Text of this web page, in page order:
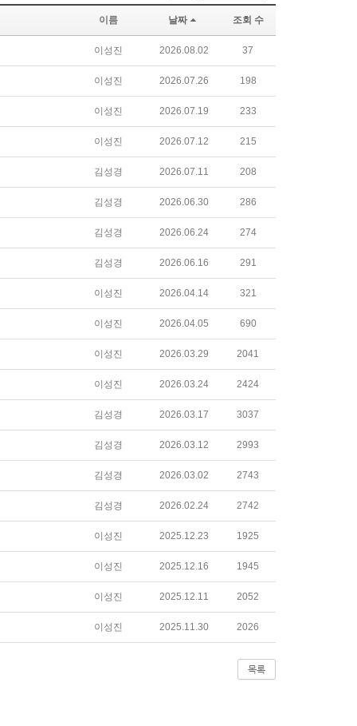
이름 날짜 조회 수
이성진 2026.08.02 37
이성진 2026.07.26 198
이성진 2026.07.19 233
이성진 2026.07.12 215
김성경 2026.07.11 208
김성경 2026.06.30 286
김성경 2026.06.24 274
김성경 2026.06.16 291
이성진 2026.04.14 321
이성진 2026.04.05 690
이성진 2026.03.29 2041
이성진 2026.03.24 2424
김성경 2026.03.17 3037
김성경 2026.03.12 2993
김성경 2026.03.02 2743
김성경 2026.02.24 2742
이성진 2025.12.23 1925
이성진 2025.12.16 1945
이성진 2025.12.11 2052
이성진 2025.11.30 2026
목록